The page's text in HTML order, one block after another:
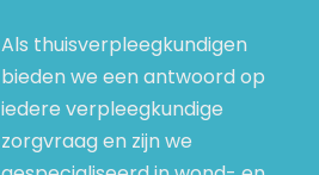
Als thuisverpleegkundigen
bieden we een antwoord op
iedere verpleegkundige
zorgvraag en zijn we